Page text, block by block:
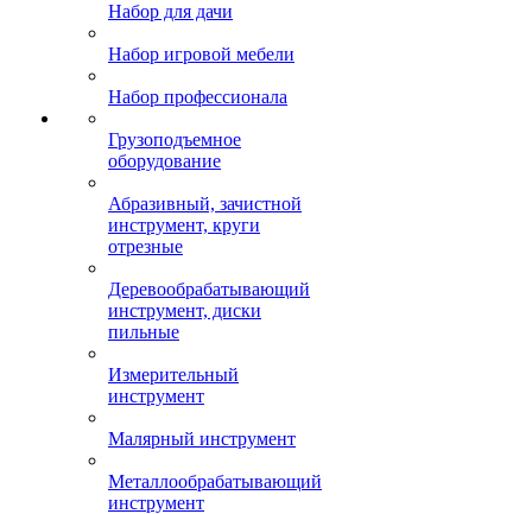
Набор для дачи
Набор игровой мебели
Набор профессионала
Грузоподъемное
оборудование
Абразивный, зачистной
инструмент, круги
отрезные
Деревообрабатывающий
инструмент, диски
пильные
Измерительный
инструмент
Малярный инструмент
Металлообрабатывающий
инструмент